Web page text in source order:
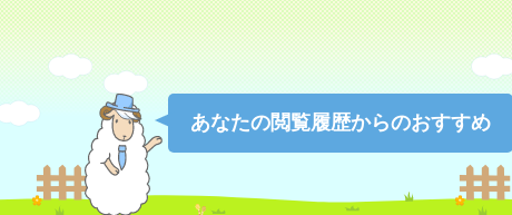
あなたの閲覧履歴からのおすすめ